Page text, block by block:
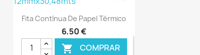
Ver+
Fita Contínua De Papel Térmico
6,50 €
 COMPRAR